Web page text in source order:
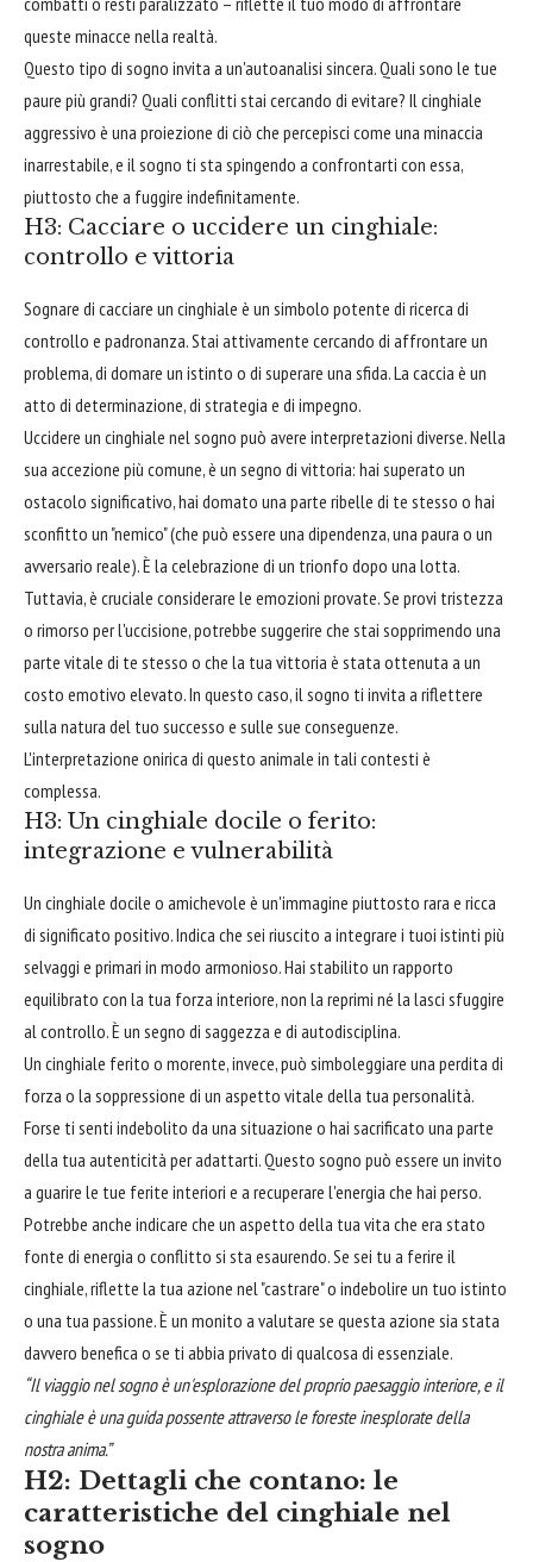
queste minacce nella realtà.
Questo tipo di sogno invita a un'autoanalisi sincera. Quali sono le tue
paure più grandi? Quali conflitti stai cercando di evitare? Il cinghiale
aggressivo è una proiezione di ciò che percepisci come una minaccia
inarrestabile, e il sogno ti sta spingendo a confrontarti con essa,
piuttosto che a fuggire indefinitamente.
H3: Cacciare o uccidere un cinghiale:
controllo e vittoria
Sognare di cacciare un cinghiale è un simbolo potente di ricerca di
controllo e padronanza. Stai attivamente cercando di affrontare un
problema, di domare un istinto o di superare una sfida. La caccia è un
atto di determinazione, di strategia e di impegno.
Uccidere un cinghiale nel sogno può avere interpretazioni diverse. Nella
sua accezione più comune, è un segno di vittoria: hai superato un
ostacolo significativo, hai domato una parte ribelle di te stesso o hai
sconfitto un "nemico" (che può essere una dipendenza, una paura o un
avversario reale). È la celebrazione di un trionfo dopo una lotta.
Tuttavia, è cruciale considerare le emozioni provate. Se provi tristezza
o rimorso per l'uccisione, potrebbe suggerire che stai sopprimendo una
parte vitale di te stesso o che la tua vittoria è stata ottenuta a un
costo emotivo elevato. In questo caso, il sogno ti invita a riflettere
sulla natura del tuo successo e sulle sue conseguenze.
L'interpretazione onirica di questo animale in tali contesti è
complessa.
H3: Un cinghiale docile o ferito:
integrazione e vulnerabilità
Un cinghiale docile o amichevole è un'immagine piuttosto rara e ricca
di significato positivo. Indica che sei riuscito a integrare i tuoi istinti più
selvaggi e primari in modo armonioso. Hai stabilito un rapporto
equilibrato con la tua forza interiore, non la reprimi né la lasci sfuggire
al controllo. È un segno di saggezza e di autodisciplina.
Un cinghiale ferito o morente, invece, può simboleggiare una perdita di
forza o la soppressione di un aspetto vitale della tua personalità.
Forse ti senti indebolito da una situazione o hai sacrificato una parte
della tua autenticità per adattarti. Questo sogno può essere un invito
a guarire le tue ferite interiori e a recuperare l'energia che hai perso.
Potrebbe anche indicare che un aspetto della tua vita che era stato
fonte di energia o conflitto si sta esaurendo. Se sei tu a ferire il
cinghiale, riflette la tua azione nel "castrare" o indebolire un tuo istinto
o una tua passione. È un monito a valutare se questa azione sia stata
davvero benefica o se ti abbia privato di qualcosa di essenziale.
“Il viaggio nel sogno è un'esplorazione del proprio paesaggio interiore, e il
cinghiale è una guida possente attraverso le foreste inesplorate della
nostra anima.”
H2: Dettagli che contano: le
caratteristiche del cinghiale nel
sogno